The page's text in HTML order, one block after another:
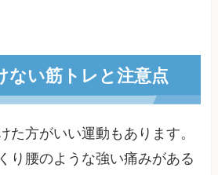
ない筋トレと注意点
た方がいい運動もあります。
り腰のような強い痛みがある